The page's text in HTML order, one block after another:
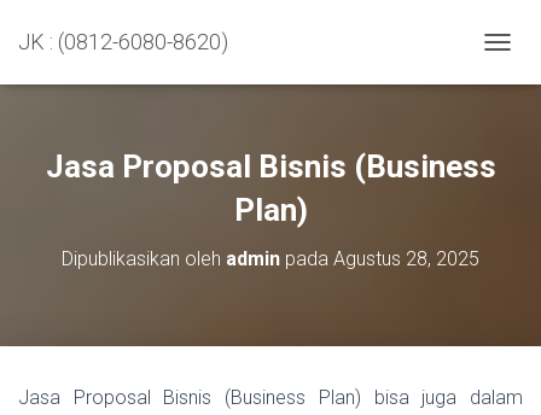
JK : (0812-6080-8620)
Jasa Proposal Bisnis (Business
Plan)
Dipublikasikan oleh admin pada Agustus 28, 2025
Jasa Proposal Bisnis (Business Plan) bisa juga dalam